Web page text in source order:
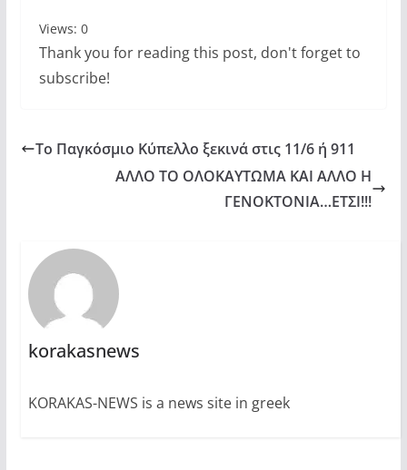
Views: 0
Thank you for reading this post, don't forget to
subscribe!
Το Παγκόσμιο Κύπελλο ξεκινά στις 11/6 ή 911
ΑΛΛΟ ΤΟ ΟΛΟΚΑΥΤΩΜΑ ΚΑΙ ΑΛΛΟ Η
ΓΕΝΟΚΤΟΝΙΑ…ΕΤΣΙ!!!
korakasnews
KORAKAS-NEWS is a news site in greek